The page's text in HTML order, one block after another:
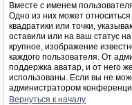
Вместе с именем
Одно из них может
квадратики или точки,
оставили или на ваш статус
крупное, изображение
каждого пользователя. От
поддержка аватар, и от него
использованы. Если вы не
администратором
Вернуться к началу